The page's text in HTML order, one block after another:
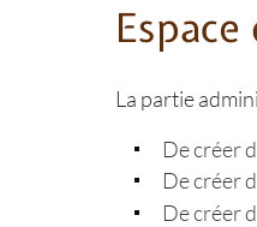
La partie
De créer
De créer
De créer